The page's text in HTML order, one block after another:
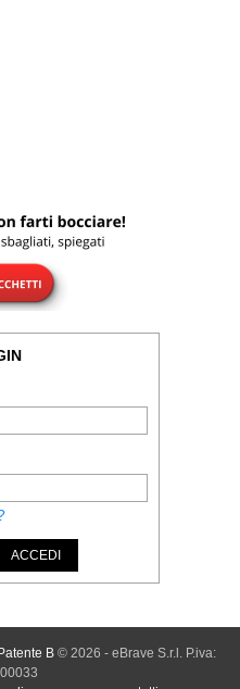
ACCEDI
B© 2026 - eBrave S.r.l. P.iva: